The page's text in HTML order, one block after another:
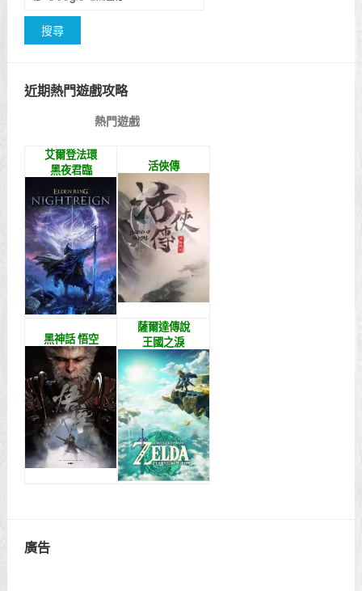
近期熱門遊戲攻略
熱門遊戲
艾爾登法環
黑夜君臨
活俠傳
黑神話 悟空
薩爾達傳說
王國之淚
廣告